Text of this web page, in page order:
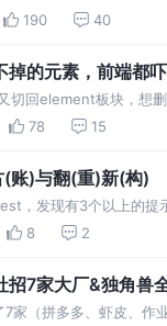
没问题，然后再加一点
190 40
掉的元素，前端都
切回element板块，想
是我没按下。再“啪！”
78 15
账)与翻(重)新(构)
，发现有3个以上的
写了一个袖珍版，最后
8 2
家（拼多多、虾皮、作